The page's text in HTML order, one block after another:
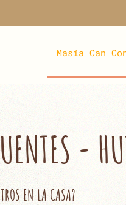
Masía Can
-
EN LA CASA?